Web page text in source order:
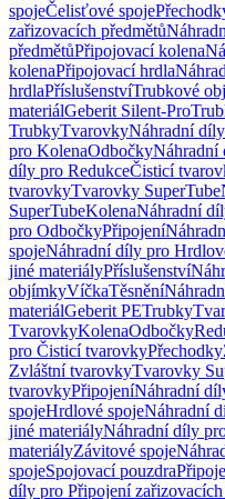
spojeČelisťové spoje
zařizovacích předmětů
předmětůPřipojovací kolena
kolenaPřipojovací hrdla
hrdlaPříslušenstvíTrubkové
materiálGeberit Silent-Pro
TrubkyTvarovkyNáhradní
pro KolenaOdbočkyNáhradní
díly pro RedukceČisticí
tvarovkyTvarovky SuperTube
SuperTubeKolenaNáhradní
pro OdbočkyPřipojení
spojeNáhradní díly pro
jiné materiályPříslušenství
objímkyVíčkaTěsnění
materiálGeberit PETrubky
TvarovkyKolenaOdbočky
pro Čisticí tvarovkyPřechodky
Zvláštní tvarovkyTvarovky
tvarovkyPřipojeníNáhradní
spojeHrdlové spojeNáhradní
jiné materiályNáhradní díly
materiályZávitové spoje
spojeSpojovací pouzdra
díly pro Připojení zařizovacích